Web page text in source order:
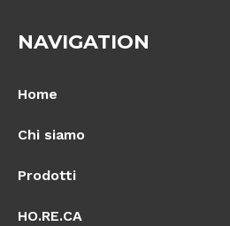
NAVIGATION
Home
Chi siamo
Prodotti
HO.RE.CA